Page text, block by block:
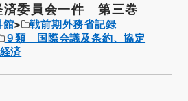
済委員会一件 第三巻
館
戦前期外務省記録
９類 国際会議及条約、協定
済